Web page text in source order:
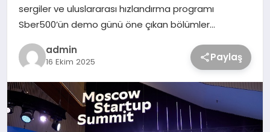
sergiler ve uluslararası hızlandırma programı
Sber500’ün demo günü öne çıkan bölümler…
admin
16 Ekim 2025 Paylaş